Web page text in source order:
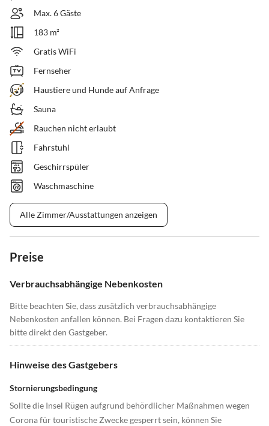
Max. 6 Gäste
183 m²
Gratis WiFi
Fernseher
Haustiere und Hunde auf Anfrage
Sauna
Rauchen nicht erlaubt
Fahrstuhl
Geschirrspüler
Waschmaschine
Alle Zimmer/Ausstattungen anzeigen
Preise
Verbrauchsabhängige Nebenkosten
Bitte beachten Sie, dass zusätzlich verbrauchsabhängige
Nebenkosten anfallen können. Bei Fragen dazu kontaktieren Sie
bitte direkt den Gastgeber.
Hinweise des Gastgebers
Stornierungsbedingung
Sollte die Insel Rügen aufgrund behördlicher Maßnahmen wegen
Corona für touristische Zwecke gesperrt sein, können Sie